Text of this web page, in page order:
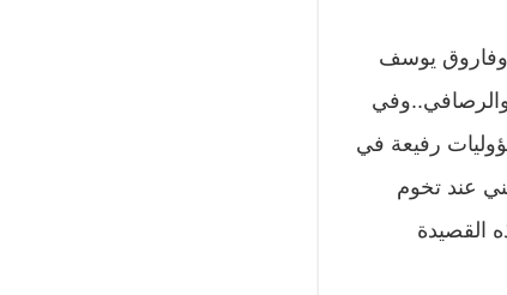
وفاروق يوسف
والرصافي..وفي
رفيعة في
عند تخوم
القصيدة